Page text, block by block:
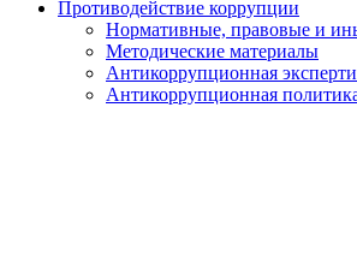
Противодействие коррупции
Нормативные, правовые и
Методические материалы
Антикоррупционная
Антикоррупционная